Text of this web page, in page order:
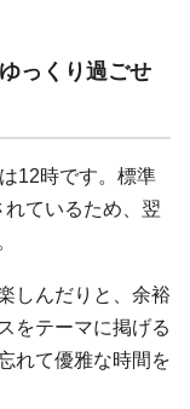
っくり過ごせ
12時です。標準
ているため、翌
しんだりと、余裕
をテーマに掲げる
れて優雅な時間を